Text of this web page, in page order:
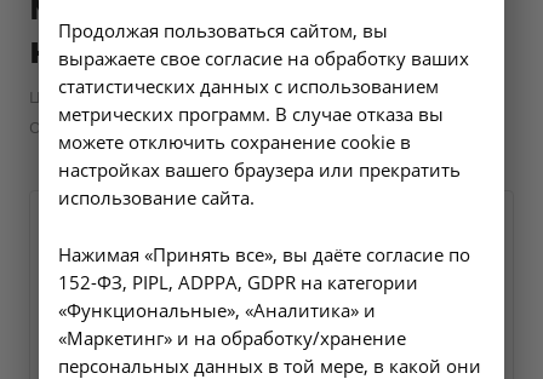
колопроктолога
Цены в Усолье-Сибирском —
Операции и манипуляции колопроктолога
кишки эндоскопическое
А16.17.020
2800 ₽ Заказать услугу
Продолжая пользоваться сайтом, вы
выражаете свое согласие на обработку ваших
статистических данных с использованием
метрических программ. В случае отказа вы
можете отключить сохранение cookie в
настройках вашего браузера или прекратить
использование сайта.
Нажимая «Принять все», вы даёте согласие по
152-ФЗ, PIPL, ADPPA, GDPR на категории
«Функциональные», «Аналитика» и
«Маркетинг» и на обработку/хранение
персональных данных в той мере, в какой они